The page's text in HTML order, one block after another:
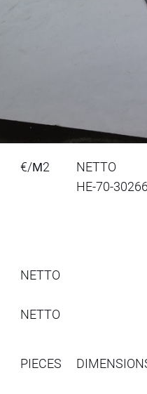
€/Μ2
NETTO
HE-70-30266
NETTO
NETTO
PIECES